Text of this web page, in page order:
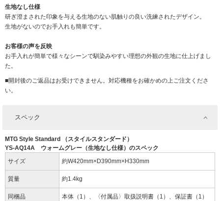
生地なし仕様
研ぎ澄まされた印象を与える生地のない肌触りの良い洗練されたデザイン。
生地がないのでお手入れも簡単です。
お客様の声を反映
お手入れが簡単で様々なシーンで馴染みやすい理想の外観の生地に仕上げまし
た。
■開封後のご返品はお受けできません。対応機種をお確かめの上ご注文くださ
い。
スペック
MTG Style Standard （スタイルスタンダード）
YS-AQ14A ウォームグレー（生地なし仕様）のスペック
サイズ
約W420mm×D390mm×H330mm
質量 約1.4kg
同梱品 本体（1）、〈付属品〉取扱説明書（1）、保証書（1）